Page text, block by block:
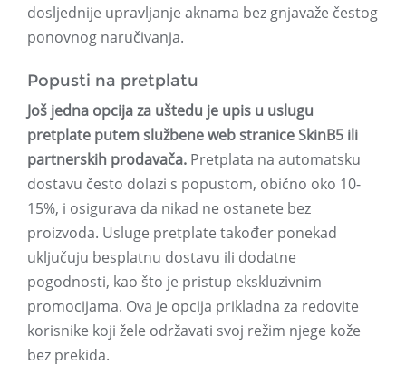
dosljednije upravljanje aknama bez gnjavaže čestog
ponovnog naručivanja.
Popusti na pretplatu
Još jedna opcija za uštedu je upis u uslugu
pretplate putem službene web stranice SkinB5 ili
partnerskih prodavača. Pretplata na automatsku
dostavu često dolazi s popustom, obično oko 10-
15%, i osigurava da nikad ne ostanete bez
proizvoda. Usluge pretplate također ponekad
uključuju besplatnu dostavu ili dodatne
pogodnosti, kao što je pristup ekskluzivnim
promocijama. Ova je opcija prikladna za redovite
korisnike koji žele održavati svoj režim njege kože
bez prekida.